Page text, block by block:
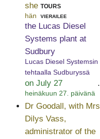
she
hän
tours
vierailee
the Lucas Diesel
Systems plant at
Sudbury
Lucas Diesel Systemsin
tehtaalla Sudburyssä
on July 27
heinäkuun 27. päivänä
.
Dr Goodall, with Mrs
Dilys Vass,
administrator of the